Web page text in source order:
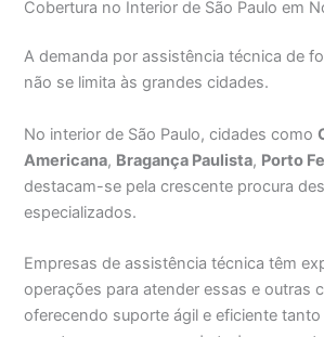
Cobertura no Interior de São Paulo em
A demanda por assistência técnica de
não se limita às grandes cidades.
No interior de São Paulo, cidades como
Americana, Bragança Paulista, Porto
destacam-se pela crescente procura
especializados.
Empresas de assistência técnica têm
operações para atender essas e outras
oferecendo suporte ágil e eficiente